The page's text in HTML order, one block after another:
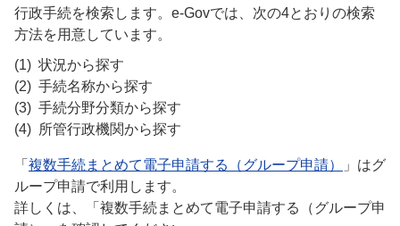
行政手続を検索します。e-Govでは、次の4とおりの検索
方法を用意しています。
(1) 状況から探す
(2) 手続名称から探す
(3) 手続分野分類から探す
(4) 所管行政機関から探す
「 複数手続まとめて電子申請する（グループ申請）
」はグ
ループ申請で利用します。
詳しくは、「複数手続まとめて電子申請する（グループ申